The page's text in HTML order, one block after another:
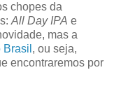
chopes da
All Day IPA e
mas a
, ou seja,
encontraremos por